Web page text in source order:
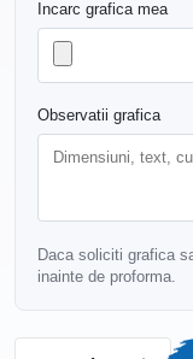
Incarc grafica mea
Observatii grafica
Daca soliciti grafica
inainte de proforma.